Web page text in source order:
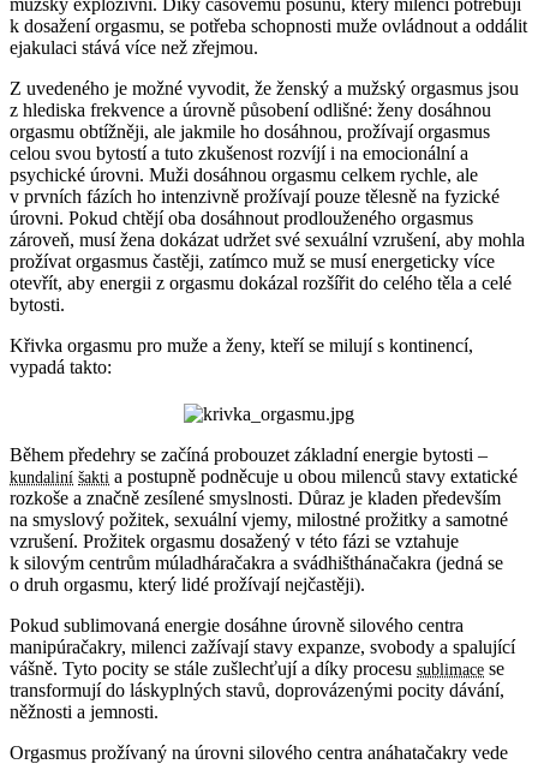
k dosažení orgasmu, se potřeba schopnosti muže ovládnout a oddálit
ejakulaci stává více než zřejmou.
Z uvedeného je možné vyvodit, že ženský a mužský orgasmus jsou
z hlediska frekvence a úrovně působení odlišné: ženy dosáhnou
orgasmu obtížněji, ale jakmile ho dosáhnou, prožívají orgasmus
celou svou bytostí a tuto zkušenost rozvíjí i na emocionální a
psychické úrovni. Muži dosáhnou orgasmu celkem rychle, ale
v prvních fázích ho intenzivně prožívají pouze tělesně na fyzické
úrovni. Pokud chtějí oba dosáhnout prodlouženého orgasmus
zároveň, musí žena dokázat udržet své sexuální vzrušení, aby mohla
prožívat orgasmus častěji, zatímco muž se musí energeticky více
otevřít, aby energii z orgasmu dokázal rozšířit do celého těla a celé
bytosti.
Křivka orgasmu pro muže a ženy, kteří se milují s kontinencí,
vypadá takto:
Během předehry se začíná probouzet základní energie bytosti –
kundaliní šakti a postupně podněcuje u obou milenců stavy extatické
rozkoše a značně zesílené smyslnosti. Důraz je kladen především
na smyslový požitek, sexuální vjemy, milostné prožitky a samotné
vzrušení. Prožitek orgasmu dosažený v této fázi se vztahuje
k silovým centrům múladháračakra a svádhišthánačakra (jedná se
o druh orgasmu, který lidé prožívají nejčastěji).
Pokud sublimovaná energie dosáhne úrovně silového centra
manipúračakry, milenci zažívají stavy expanze, svobody a spalující
vášně. Tyto pocity se stále zušlechťují a díky procesu sublimace se
transformují do láskyplných stavů, doprovázenými pocity dávání,
něžnosti a jemnosti.
Orgasmus prožívaný na úrovni silového centra anáhatačakry vede